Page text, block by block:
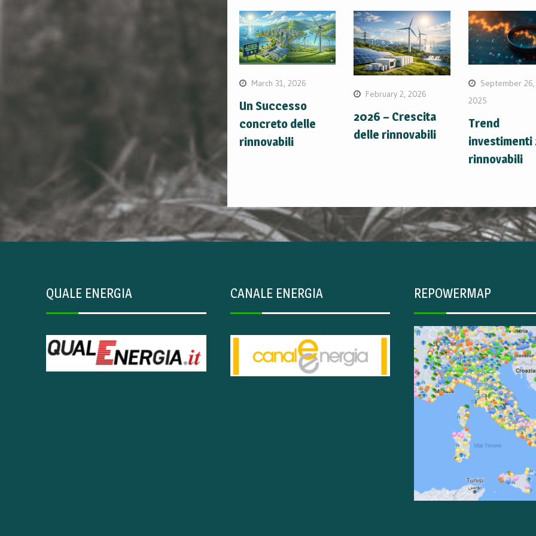
March 31, 2026
Un Successo
concreto delle
rinnovabili
February 2, 2026
2026 – Crescita
delle rinnovabili
September 26,
2025
Trend
investimenti
rinnovabili
QUALE ENERGIA CANALE ENERGIA REPOWERMAP